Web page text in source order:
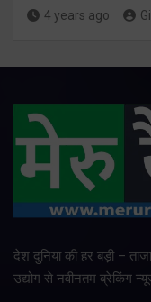
4 years ago
देश दुनिया की हर बड़ी –
उद्योग से नवीनतम ब्रेकिंग